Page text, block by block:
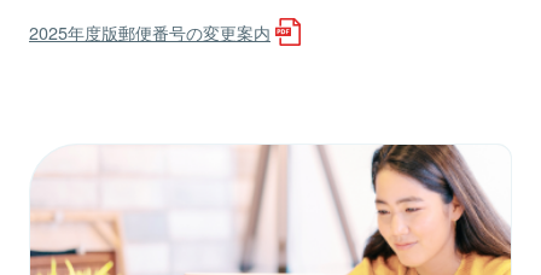
2025年度版郵便番号の変更案内